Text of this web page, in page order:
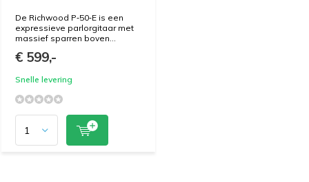
De Richwood P‑50‑E is een
expressieve parlorgitaar met
massief sparren boven...
€ 599,-
Snelle levering